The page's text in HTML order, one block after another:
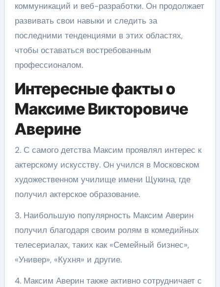
коммуникаций и веб-разработки. Он продолжает
развивать свои навыки и следить за
последними тенденциями в этих областях,
чтобы оставаться востребованным
профессионалом.
Интересные факты о
Максиме Викторовиче
Аверине
2. С самого детства Максим проявлял интерес к
актерскому искусству. Он учился в Московском
художественном училище имени Щукина, где
получил актерское образование.
3. Наибольшую популярность Максим Аверин
получил благодаря своим ролям в комедийных
телесериалах, таких как «Семейный бизнес»,
«Универ», «Кухня» и другие.
4. Максим Аверин также активно сотрудничает с